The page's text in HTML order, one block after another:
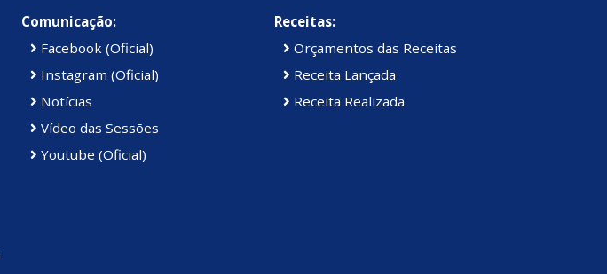
Comunicação:
Facebook (Oficial)
Instagram (Oficial)
Notícias
Vídeo das Sessões
Youtube (Oficial)
Receitas:
Orçamentos das Receitas
Receita Lançada
Receita Realizada